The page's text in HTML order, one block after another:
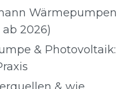
Wärmepumpen
2026)
& Photovoltaik: